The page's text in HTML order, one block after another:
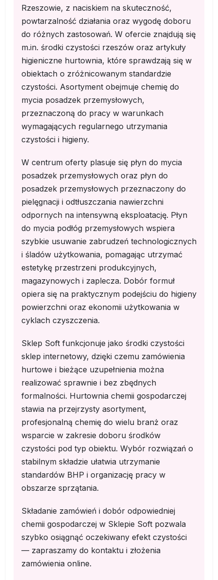
Rzeszowie, z naciskiem na skuteczność,
powtarzalność działania oraz wygodę doboru
do różnych zastosowań. W ofercie znajdują się
m.in. środki czystości rzeszów oraz artykuły
higieniczne hurtownia, które sprawdzają się w
obiektach o zróżnicowanym standardzie
czystości. Asortyment obejmuje chemię do
mycia posadzek przemysłowych,
przeznaczoną do pracy w warunkach
wymagających regularnego utrzymania
czystości i higieny.
W centrum oferty plasuje się płyn do mycia
posadzek przemysłowych oraz płyn do
posadzek przemysłowych przeznaczony do
pielęgnacji i odtłuszczania nawierzchni
odpornych na intensywną eksploatację. Płyn
do mycia podłóg przemysłowych wspiera
szybkie usuwanie zabrudzeń technologicznych
i śladów użytkowania, pomagając utrzymać
estetykę przestrzeni produkcyjnych,
magazynowych i zaplecza. Dobór formuł
opiera się na praktycznym podejściu do higieny
powierzchni oraz ekonomii użytkowania w
cyklach czyszczenia.
Sklep Soft funkcjonuje jako środki czystości
sklep internetowy, dzięki czemu zamówienia
hurtowe i bieżące uzupełnienia można
realizować sprawnie i bez zbędnych
formalności. Hurtownia chemii gospodarczej
stawia na przejrzysty asortyment,
profesjonalną chemię do wielu branż oraz
wsparcie w zakresie doboru środków
czystości pod typ obiektu. Wybór rozwiązań o
stabilnym składzie ułatwia utrzymanie
standardów BHP i organizację pracy w
obszarze sprzątania.
Składanie zamówień i dobór odpowiedniej
chemii gospodarczej w Sklepie Soft pozwala
szybko osiągnąć oczekiwany efekt czystości
— zapraszamy do kontaktu i złożenia
zamówienia online.